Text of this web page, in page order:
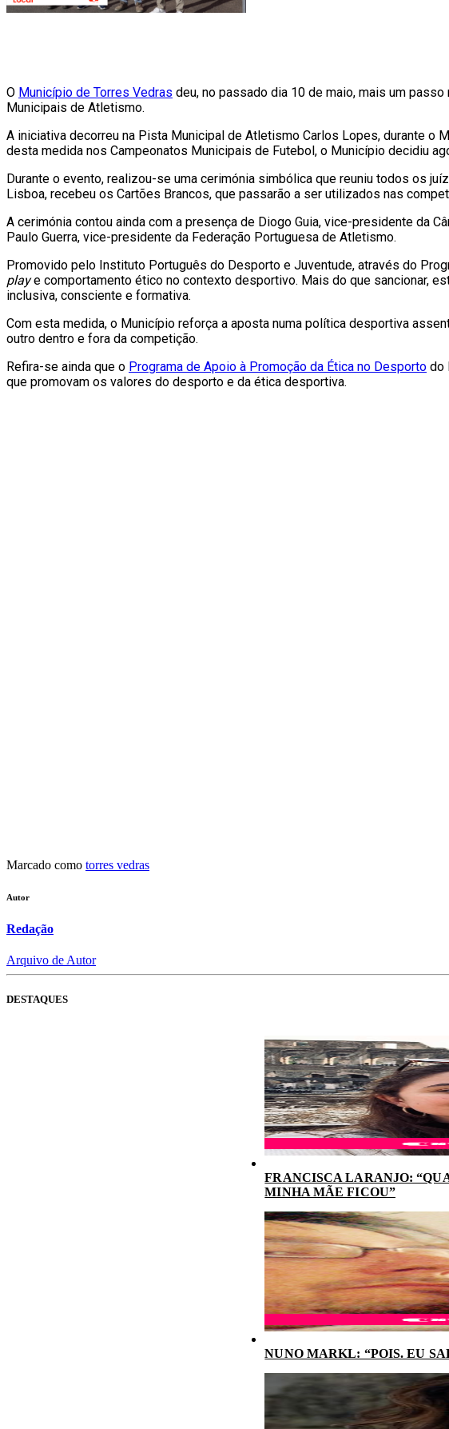
O Município de Torres Vedras deu, no passado dia 10 de maio, mais um
Municipais de Atletismo.
A iniciativa decorreu na Pista Municipal de Atletismo Carlos Lopes, durante o
desta medida nos Campeonatos Municipais de Futebol, o Município decidiu
Durante o evento, realizou-se uma cerimónia simbólica que reuniu todos os
Lisboa, recebeu os Cartões Brancos, que passarão a ser utilizados nas
A cerimónia contou ainda com a presença de Diogo Guia, vice-presidente da
Paulo Guerra, vice-presidente da Federação Portuguesa de Atletismo.
Promovido pelo Instituto Português do Desporto e Juventude, através do
playe comportamento ético no contexto desportivo. Mais do que sancionar,
inclusiva, consciente e formativa.
Com esta medida, o Município reforça a aposta numa política desportiva
outro dentro e fora da competição.
Refira-se ainda que o Programa de Apoio à Promoção da Ética no Desporto do
que promovam os valores do desporto e da ética desportiva.
Marcado como torres vedras
Autor
Redação
Arquivo de Autor
DESTAQUES
FRANCISCA LARANJO:
MINHA MÃE FICOU”
NUNO MARKL: “POIS. EU